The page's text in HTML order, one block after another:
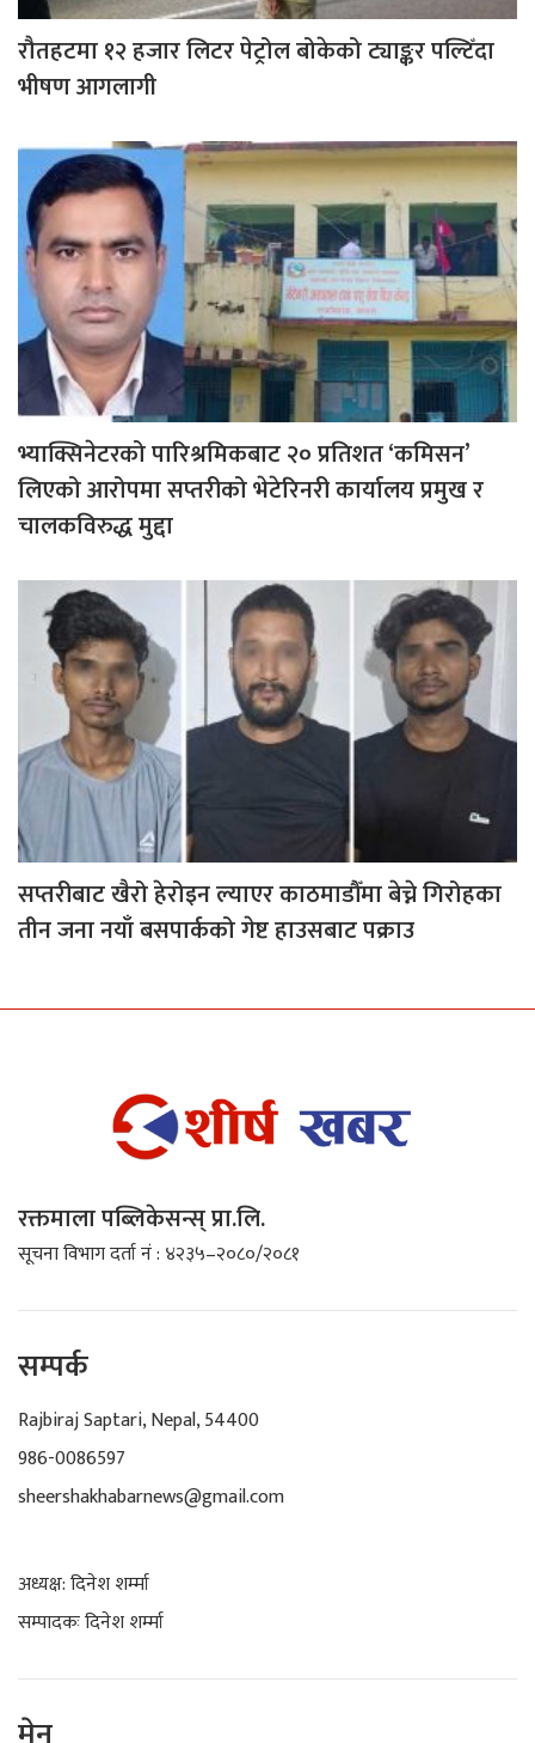
रौतहटमा १२ हजार लिटर पेट्रोल बोकेको ट्याङ्कर पल्टिँदा
भीषण आगलागी
भ्याक्सिनेटरको पारिश्रमिकबाट २० प्रतिशत ‘कमिसन’
लिएको आरोपमा सप्तरीको भेटेरिनरी कार्यालय प्रमुख र
चालकविरुद्ध मुद्दा
सप्तरीबाट खैरो हेरोइन ल्याएर काठमाडौँमा बेच्ने गिरोहका
तीन जना नयाँ बसपार्कको गेष्ट हाउसबाट पक्राउ
रक्तमाला पब्लिकेसन्स् प्रा.लि.
सूचना विभाग दर्ता नं : ४२३५–२०८०/२०८१
सम्पर्क
Rajbiraj Saptari, Nepal, 54400
986-0086597
sheershakhabarnews@gmail.com
अध्यक्ष: दिनेश शर्म्मा
सम्पादकः दिनेश शर्म्मा